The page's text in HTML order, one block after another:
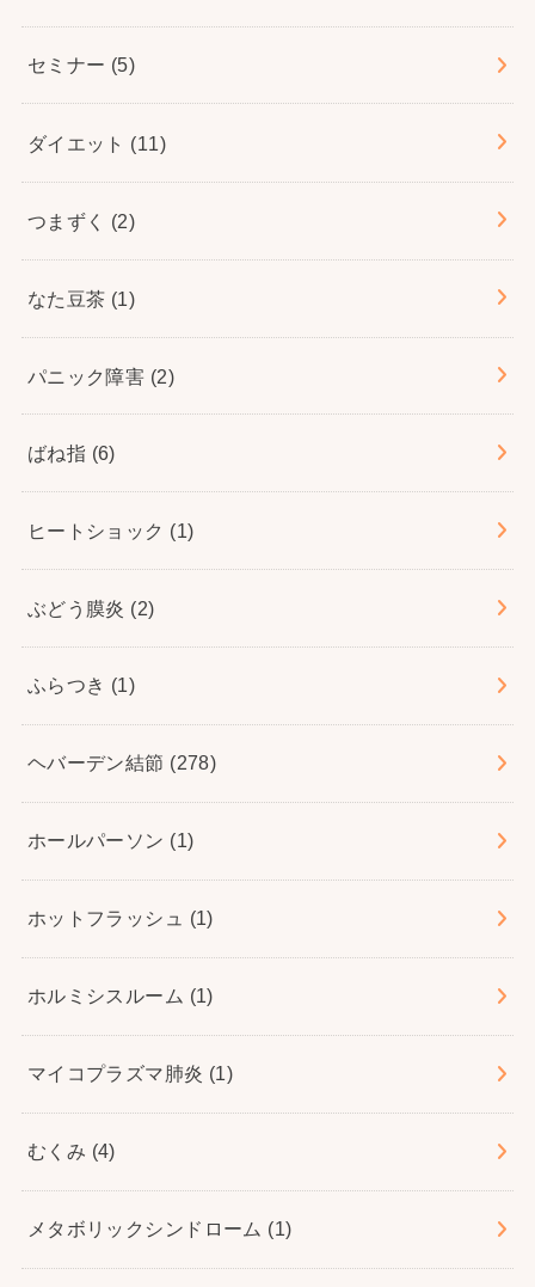
セミナー (5)
ダイエット (11)
つまずく (2)
なた豆茶 (1)
パニック障害 (2)
ばね指 (6)
ヒートショック (1)
ぶどう膜炎 (2)
ふらつき (1)
ヘバーデン結節 (278)
ホールパーソン (1)
ホットフラッシュ (1)
ホルミシスルーム (1)
マイコプラズマ肺炎 (1)
むくみ (4)
メタボリックシンドローム (1)